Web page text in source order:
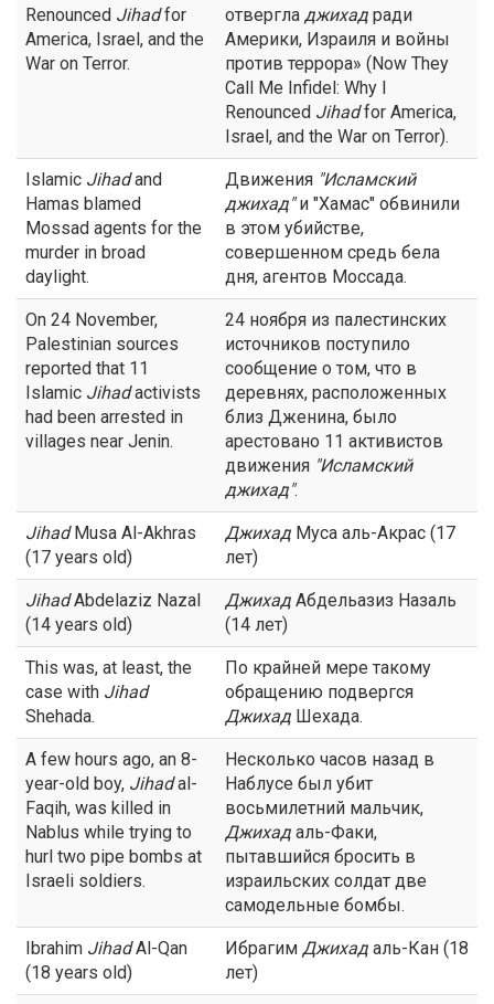
Renounced Jihadfor
America, Israel, and the
War on Terror.
отвергла джихад ради
Америки, Израиля и войны
против террора» (Now They
Call Me Infidel: Why I
Renounced Jihadfor America,
Israel, and the War on Terror).
Islamic Jihadand
Hamas blamed
Mossad agents for the
murder in broad
daylight.
Движения "Исламский
джихад"и "Хамас" обвинили
в этом убийстве,
совершенном средь бела
дня, агентов Моссада.
On 24 November,
Palestinian sources
reported that 11
Islamic Jihadactivists
had been arrested in
villages near Jenin.
24 ноября из палестинских
источников поступило
сообщение о том, что в
деревнях, расположенных
близ Дженина, было
арестовано 11 активистов
движения "Исламский
джихад".
JihadMusa Al-Akhras
(17 years old)
Джихад Муса аль-Акрас (17
лет)
JihadAbdelaziz Nazal
(14 years old)
Джихад Абдельазиз Назаль
(14 лет)
This was, at least, the
case with Jihad
Shehada.
По крайней мере такому
обращению подвергся
Джихад Шехада.
A few hours ago, an 8-
year-old boy, Jihadal-
Faqih, was killed in
Nablus while trying to
hurl two pipe bombs at
Israeli soldiers.
Несколько часов назад в
Наблусе был убит
восьмилетний мальчик,
Джихад аль-Факи,
пытавшийся бросить в
израильских солдат две
самодельные бомбы.
Ibrahim JihadAl-Qan
(18 years old)
Ибрагим Джихад аль-Кан (18
лет)